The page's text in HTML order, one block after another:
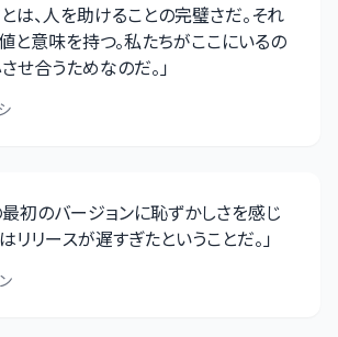
は、人を助けることの完璧さだ。それ
と意味を持つ。私たちがここにいるの
せ合うためなのだ。」
初のバージョンに恥ずかしさを感じ
リリースが遅すぎたということだ。」